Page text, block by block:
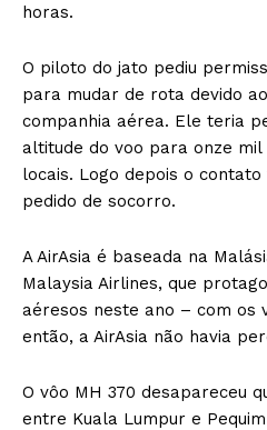
horas.
O piloto do jato pediu
para mudar de rota devido
companhia aérea. Ele teria
altitude do voo para onze
locais. Logo depois o
pedido de socorro.
A AirAsia é baseada na
Malaysia Airlines, que
aéresos neste ano – com os
então, a AirAsia não havia
O vôo MH 370 desapareceu
entre Kuala Lumpur e